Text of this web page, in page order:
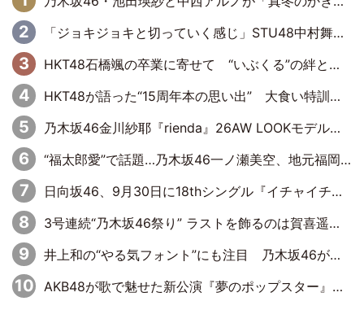
「ジョキジョキと切っていく感じ」STU48中村舞、新しい挑戦は自らの手で
HKT48石橋颯の卒業に寄せて “いぶくる”の絆と後輩・龍頭綺音の決意
HKT48が語った“15周年本の思い出” 大食い特訓・守護霊企画・制服グラビア…盛りだくさんの裏話
乃木坂46金川紗耶『rienda』26AW LOOKモデルに就任
“福太郎愛”で話題…乃木坂46一ノ瀬美空、地元福岡『めんべい25周年トップサポーター』に就任
日向坂46、9月30日に18thシングル『イチャイチャ虫』の発売決定！ フォーメーションは『日向坂で会いましょう』にて発表
3号連続“乃木坂46祭り” ラストを飾るのは賀喜遥香…5年ぶりの登場に「5年分大人になった私を見ていただけたら」
井上和の“やる気フォント”にも注目 乃木坂46が挑んだ書道パフォーマンスの舞台裏
AKB48が歌で魅せた新公演『夢のポップスター』 初日から全身全霊のステージ